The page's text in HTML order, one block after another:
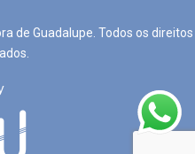
de Guadalupe. Todos os direitos